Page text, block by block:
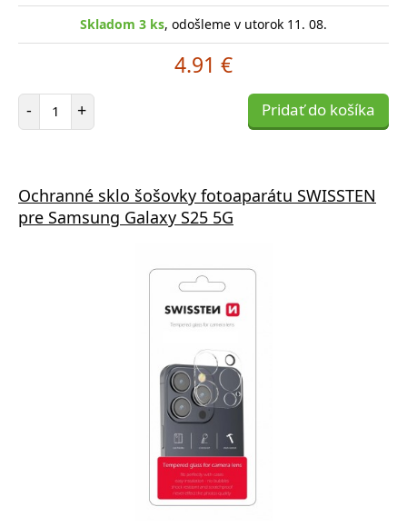
Skladom 3 ks, odošleme v utorok 11. 08.
4.91 €
- Počet položiek
+ Pridať do košíka
Ochranné sklo šošovky fotoaparátu SWISSTEN
pre Samsung Galaxy S25 5G